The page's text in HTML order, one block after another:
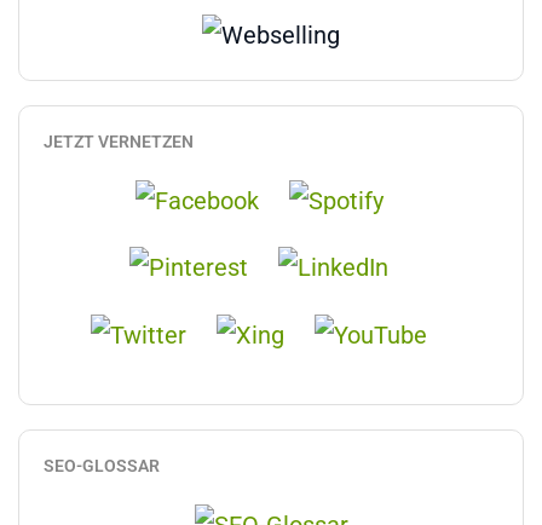
JETZT VERNETZEN
SEO-GLOSSAR